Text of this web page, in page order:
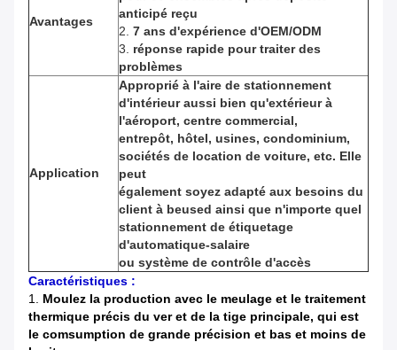
Avantages
anticipé reçu
2. 7 ans d'expérience d'OEM/ODM
3. réponse rapide pour traiter des
problèmes
Application
Approprié à l'aire de stationnement
d'intérieur aussi bien qu'extérieur à
l'aéroport, centre commercial,
entrepôt, hôtel, usines, condominium,
sociétés de location de voiture, etc. Elle
peut
également soyez adapté aux besoins du
client à beused ainsi que n'importe quel
stationnement de étiquetage
d'automatique-salaire
ou système de contrôle d'accès
Caractéristiques :
1. Moulez la production avec le meulage et le traitement
thermique précis du ver et de la tige principale, qui est
le comsumption de grande précision et bas et moins de